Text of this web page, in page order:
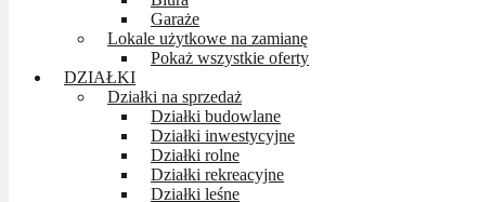
Garaże
Lokale użytkowe na zamianę
Pokaż wszystkie oferty
DZIAŁKI
Działki na sprzedaż
Działki budowlane
Działki inwestycyjne
Działki rolne
Działki rekreacyjne
Działki leśne